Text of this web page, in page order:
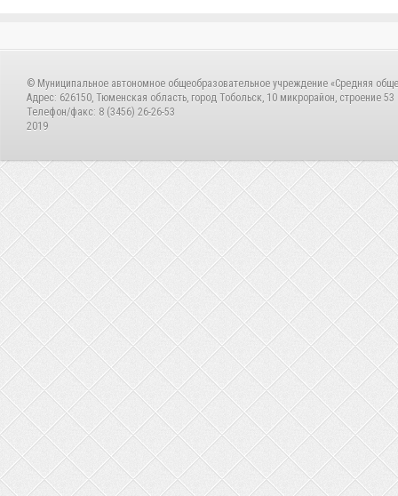
© Муниципальное автономное общеобразовательное учреждение «Средняя
Адрес: 626150, Тюменская область, город Тобольск, 10 микрорайон, строение 53
Телефон/факс: 8 (3456) 26-26-53
2019